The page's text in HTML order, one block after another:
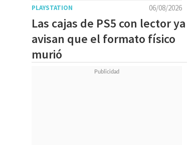
06/08/2026
PLAYSTATION
Las cajas de PS5 con lector ya
avisan que el formato físico
murió